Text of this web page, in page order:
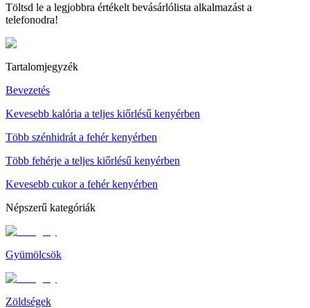
Töltsd le a legjobbra értékelt bevásárlólista alkalmazást a
telefonodra!
Tartalomjegyzék
Bevezetés
Kevesebb kalória a teljes kiőrlésű kenyérben
Több szénhidrát a fehér kenyérben
Több fehérje a teljes kiőrlésű kenyérben
Kevesebb cukor a fehér kenyérben
Népszerű kategóriák
Gyümölcsök
Zöldségek